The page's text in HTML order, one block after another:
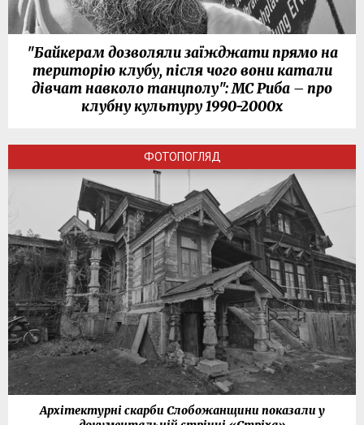
"Байкерам дозволяли заїжджати прямо на
територію клубу, після чого вони катали
дівчат навколо танцполу": МС Риба – про
клубну культуру 1990-2000х
ФОТОПОГЛЯД
Архітектурні скарби Слобожанщини показали у